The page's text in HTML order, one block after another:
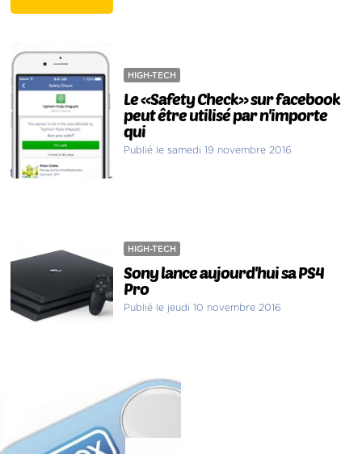
HIGH-TECH
Le «Safety Check» sur facebook
peut être utilisé par n'importe
qui
Publié le samedi 19 novembre 2016
HIGH-TECH
Sony lance aujourd'hui sa PS4
Pro
Publié le jeudi 10 novembre 2016